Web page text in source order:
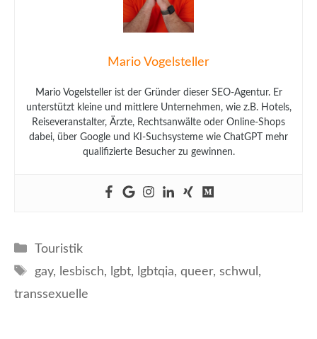
Mario Vogelsteller
Mario Vogelsteller ist der Gründer dieser SEO-Agentur. Er
unterstützt kleine und mittlere Unternehmen, wie z.B. Hotels,
Reiseveranstalter, Ärzte, Rechtsanwälte oder Online-Shops
dabei, über Google und KI-Suchsysteme wie ChatGPT mehr
qualifizierte Besucher zu gewinnen.
Kategorien
Touristik
Schlagwörter
gay, lesbisch, lgbt, lgbtqia, queer, schwul ,
transsexuelle